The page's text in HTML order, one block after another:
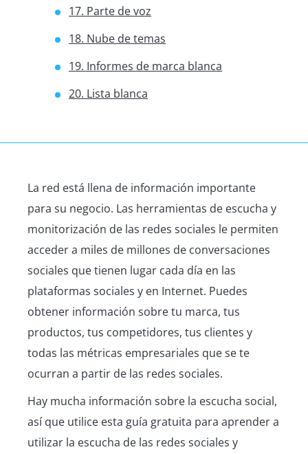
17. Parte de voz
18. Nube de temas
19. Informes de marca blanca
20. Lista blanca
La red está llena de información importante
para su negocio. Las herramientas de escucha y
monitorización de las redes sociales le permiten
acceder a miles de millones de conversaciones
sociales que tienen lugar cada día en las
plataformas sociales y en Internet. Puedes
obtener información sobre tu marca, tus
productos, tus competidores, tus clientes y
todas las métricas empresariales que se te
ocurran a partir de las redes sociales.
Hay mucha información sobre la escucha social,
así que utilice esta guía gratuita para aprender a
utilizar la escucha de las redes sociales y